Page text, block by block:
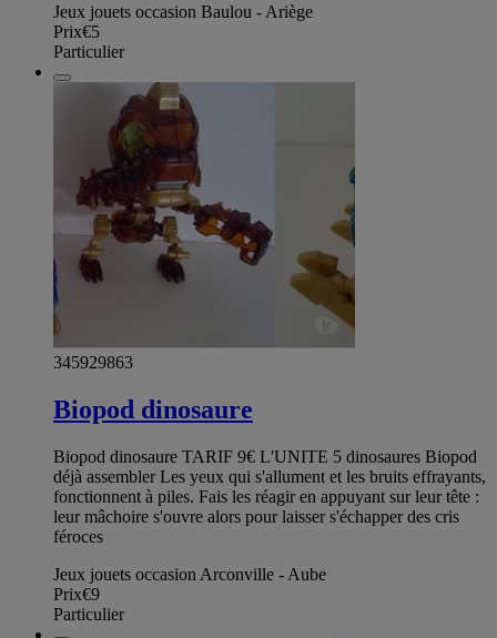
Jeux jouets occasion Baulou - Ariège
Prix€5
Particulier
345929863
Biopod dinosaure
Biopod dinosaure TARIF 9€ L'UNITE 5 dinosaures Biopod
déjà assembler Les yeux qui s'allument et les bruits effrayants,
fonctionnent à piles. Fais les réagir en appuyant sur leur tête :
leur mâchoire s'ouvre alors pour laisser s'échapper des cris
féroces
Jeux jouets occasion Arconville - Aube
Prix€9
Particulier